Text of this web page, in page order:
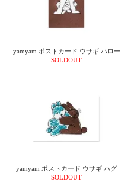
yamyam ポストカード ウサギ ハロー
SOLDOUT
yamyam ポストカード ウサギ ハグ
SOLDOUT